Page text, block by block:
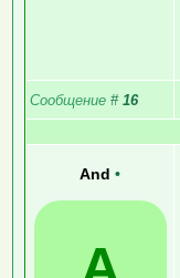
Сообщение # 16
And •